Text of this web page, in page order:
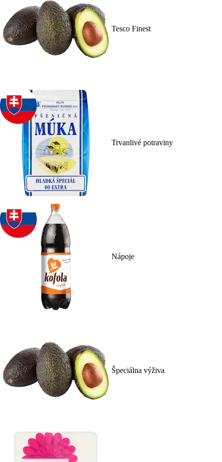
Tesco Finest
Trvanlivé potraviny
Nápoje
Špeciálna výživa